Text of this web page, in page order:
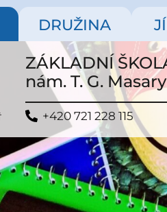
DRUŽINA
ZÁKLADNÍ
nám. T. G.
+420 721 228 115